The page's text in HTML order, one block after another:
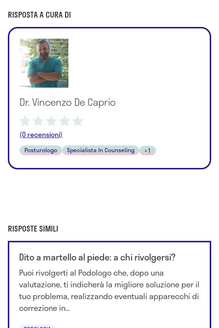
RISPOSTA A CURA DI
Dr. Vincenzo De Caprio
(0 recensioni)
Posturologo Specialista In Counseling +1
RISPOSTE SIMILI
Dito a martello al piede: a chi rivolgersi?
Puoi rivolgerti al Podologo che, dopo una
valutazione, ti indicherà la migliore soluzione per il
tuo problema, realizzando eventuali apparecchi di
correzione in...